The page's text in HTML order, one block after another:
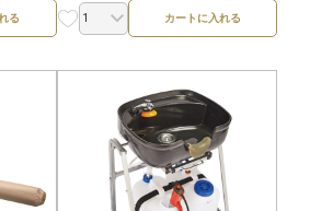
る カートに入れる